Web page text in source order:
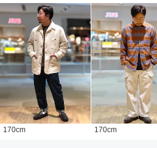
コーディネート一覧
170cm 170cm